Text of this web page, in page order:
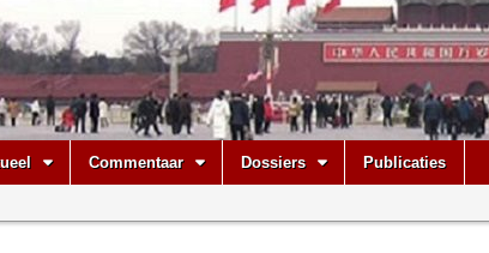
Commentaar Dossiers Publicaties